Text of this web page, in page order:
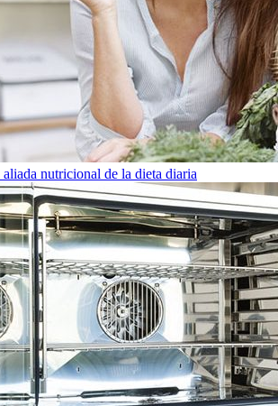
nutricional de la dieta diaria